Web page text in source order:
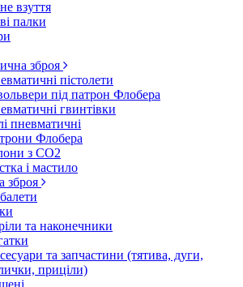
взуття
палки
зброя
пістолети
під патрон Флобера
гвинтівки
пневматичні
Флобера
з CO2
і мастило
зброя
та наконечники
та запчастини (тятива, дуги,
приціли)